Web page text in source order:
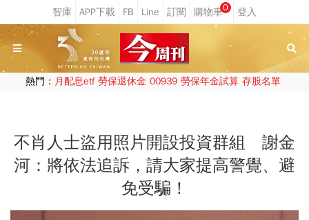
0
熱門： 月配息etf 勞保退休金 00939 勞保年金試算 存股名單
不肖人士盜用照片開設投資群組 謝金
河：將依法追訴，請大家提高警覺、避
免受騙！